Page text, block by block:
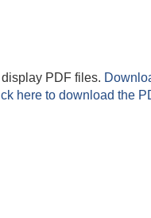
PDF files.
here to download the